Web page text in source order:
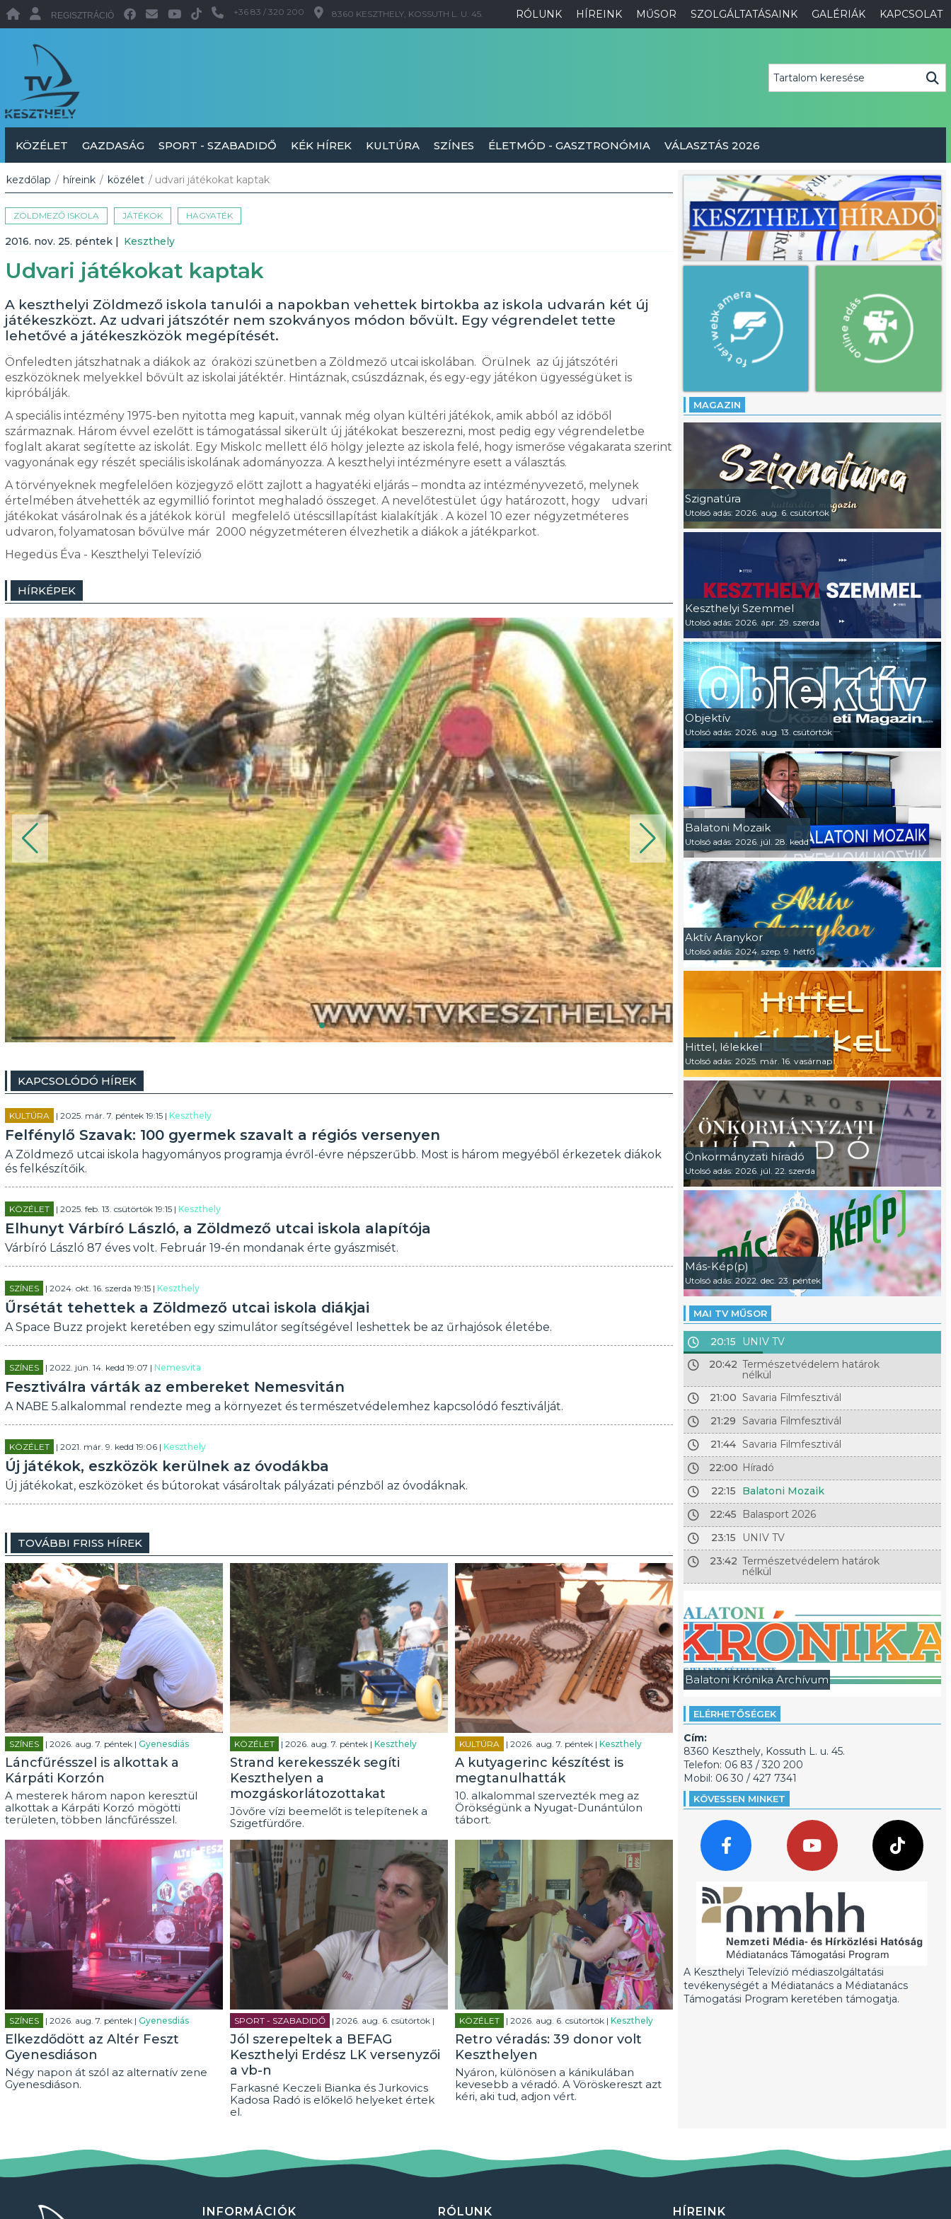
RÓLUNK HÍREINK MŰSOR SZOLGÁLTATÁSAINK GALÉRIÁK KAPCSOLAT
REGISZTRÁCIÓ +36 83 / 320 200 8360 KESZTHELY, KOSSUTH L. U. 45.
KÖZÉLET GAZDASÁG SPORT - SZABADIDŐ KÉK HÍREK KULTÚRA SZÍNES ÉLETMÓD - GASZTRONÓMIA VÁLASZTÁS 2026
kezdőlap / híreink / közélet / udvari játékokat kaptak
ZÖLDMEZŐ ISKOLA JÁTÉKOK HAGYATÉK
2016. nov. 25. péntek | Keszthely
Udvari játékokat kaptak
A keszthelyi Zöldmező iskola tanulói a napokban vehettek birtokba az iskola udvarán két új
játékeszközt. Az udvari játszótér nem szokványos módon bővült. Egy végrendelet tette
lehetővé a játékeszközök megépítését.
Önfeledten játszhatnak a diákok az óraközi szünetben a Zöldmező utcai iskolában. Örülnek az új játszótéri
eszközöknek melyekkel bővült az iskolai játéktér. Hintáznak, csúszdáznak, és egy-egy játékon ügyességüket is
kipróbálják.
A speciális intézmény 1975-ben nyitotta meg kapuit, vannak még olyan kültéri játékok, amik abból az időből
származnak. Három évvel ezelőtt is támogatással sikerült új játékokat beszerezni, most pedig egy végrendeletbe
foglalt akarat segítette az iskolát. Egy Miskolc mellett élő hölgy jelezte az iskola felé, hogy ismerőse végakarata szerint
vagyonának egy részét speciális iskolának adományozza. A keszthelyi intézményre esett a választás.
A törvényeknek megfelelően közjegyző előtt zajlott a hagyatéki eljárás – mondta az intézményvezető, melynek
értelmében átvehették az egymillió forintot meghaladó összeget. A nevelőtestület úgy határozott, hogy udvari
játékokat vásárolnak és a játékok körül megfelelő ütéscsillapítást kialakítják . A közel 10 ezer négyzetméteres
udvaron, folyamatosan bővülve már 2000 négyzetméteren élvezhetik a diákok a játékparkot.
Hegedüs Éva - Keszthelyi Televízió
HÍRKÉPEK
KAPCSOLÓDÓ HÍREK
KULTÚRA | 2025. már. 7. péntek 19:15 | Keszthely
Felfénylő Szavak: 100 gyermek szavalt a régiós versenyen
A Zöldmező utcai iskola hagyományos programja évről-évre népszerűbb. Most is három megyéből érkezetek diákok
és felkészítőik.
KÖZÉLET | 2025. feb. 13. csütörtök 19:15 | Keszthely
Elhunyt Várbíró László, a Zöldmező utcai iskola alapítója
Várbíró László 87 éves volt. Február 19-én mondanak érte gyászmisét.
SZÍNES | 2024. okt. 16. szerda 19:15 | Keszthely
Űrsétát tehettek a Zöldmező utcai iskola diákjai
A Space Buzz projekt keretében egy szimulátor segítségével leshettek be az űrhajósok életébe.
SZÍNES | 2022. jún. 14. kedd 19:07 | Nemesvita
Fesztiválra várták az embereket Nemesvitán
A NABE 5.alkalommal rendezte meg a környezet és természetvédelemhez kapcsolódó fesztiválját.
KÖZÉLET | 2021. már. 9. kedd 19:06 | Keszthely
Új játékok, eszközök kerülnek az óvodákba
Új játékokat, eszközöket és bútorokat vásároltak pályázati pénzből az óvodáknak.
TOVÁBBI FRISS HÍREK
SZÍNES | 2026. aug. 7. péntek | Gyenesdiás
Láncfűrésszel is alkottak a
Kárpáti Korzón
A mesterek három napon keresztül
alkottak a Kárpáti Korzó mögötti
területen, többen láncfűrésszel.
KÖZÉLET | 2026. aug. 7. péntek | Keszthely
Strand kerekesszék segíti
Keszthelyen a
mozgáskorlátozottakat
Jövőre vízi beemelőt is telepítenek a
Szigetfürdőre.
KULTÚRA | 2026. aug. 7. péntek | Keszthely
A kutyagerinc készítést is
megtanulhatták
10. alkalommal szervezték meg az
Örökségünk a Nyugat-Dunántúlon
tábort.
SZÍNES | 2026. aug. 7. péntek | Gyenesdiás
Elkezdődött az Altér Feszt
Gyenesdiáson
Négy napon át szól az alternatív zene
Gyenesdiáson.
SPORT - SZABADIDŐ | 2026. aug. 6. csütörtök |
Jól szerepeltek a BEFAG
Keszthelyi Erdész LK versenyzői
a vb-n
Farkasné Keczeli Bianka és Jurkovics
Kadosa Radó is előkelő helyeket értek
el.
KÖZÉLET | 2026. aug. 6. csütörtök | Keszthely
Retro véradás: 39 donor volt
Keszthelyen
Nyáron, különösen a kánikulában
kevesebb a véradó. A Vöröskereszt azt
kéri, aki tud, adjon vért.
MAGAZIN
Szignatúra
Utolsó adás: 2026. aug. 6. csütörtök
Keszthelyi Szemmel
Utolsó adás: 2026. ápr. 29. szerda
Objektív
Utolsó adás: 2026. aug. 13. csütörtök
Balatoni Mozaik
Utolsó adás: 2026. júl. 28. kedd
Aktív Aranykor
Utolsó adás: 2024. szep. 9. hétfő
Hittel, lélekkel
Utolsó adás: 2025. már. 16. vasárnap
Önkormányzati híradó
Utolsó adás: 2026. júl. 22. szerda
Más-Kép(p)
Utolsó adás: 2022. dec. 23. péntek
MAI TV MŰSOR
20:15
UNIV TV
20:42 Természetvédelem határok
nélkül
21:00 Savaria Filmfesztivál
21:29
Savaria Filmfesztivál
21:44 Savaria Filmfesztivál
22:00 Híradó
22:15
Balatoni Mozaik
22:45
Balasport 2026
23:15
UNIV TV
23:42 Természetvédelem határok
nélkül
Balatoni Krónika Archívum
ELÉRHETŐSÉGEK
Cím:
8360 Keszthely, Kossuth L. u. 45.
Telefon: 06 83 / 320 200
Mobil: 06 30 / 427 7341
KÖVESSEN MINKET
A Keszthelyi Televízió médiaszolgáltatási
tevékenységét a Médiatanács a Médiatanács
Támogatási Program keretében támogatja.
INFORMÁCIÓK RÓLUNK HÍREINK